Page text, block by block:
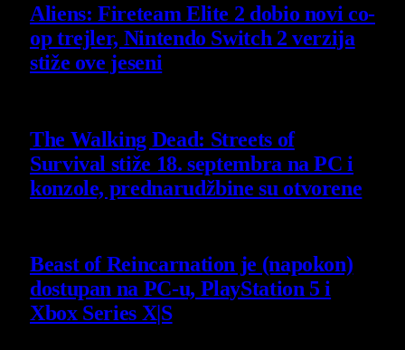
Aliens: Fireteam Elite 2 dobio novi co-
op trejler, Nintendo Switch 2 verzija
stiže ove jeseni
The Walking Dead: Streets of
Survival stiže 18. septembra na PC i
konzole, prednarudžbine su otvorene
Beast of Reincarnation je (napokon)
dostupan na PC-u, PlayStation 5 i
Xbox Series X|S